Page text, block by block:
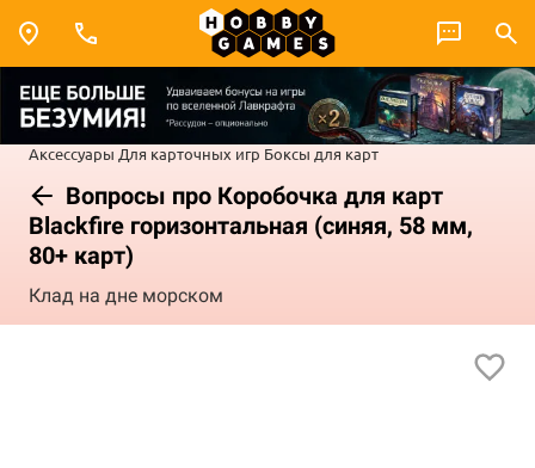
Аксессуары Для карточных игр Боксы для карт
Вопросы про Коробочка для карт
Blackfire горизонтальная (синяя, 58 мм,
80+ карт)
Клад на дне морском